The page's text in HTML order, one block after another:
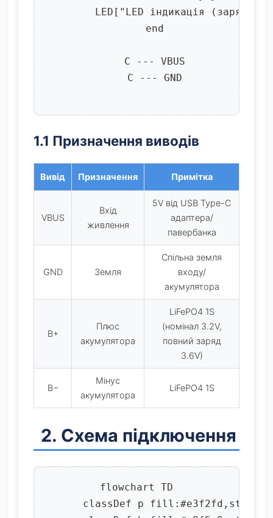
LED["LED індикація (заряд/
      end
      C --- VBUS
      C --- GND
1.1 Призначення виводів
Вивід Призначення Примітка
VBUS
Вхід
живлення
5V від USB Type-C
адаптера/
павербанка
GND Земля
Спільна земля
входу/
акумулятора
B+
Плюс
акумулятора
LiFePO4 1S
(номінал 3.2V,
повний заряд
3.6V)
B−
Мінус
акумулятора
LiFePO4 1S
2. Схема підключення
flowchart TD
classDef p